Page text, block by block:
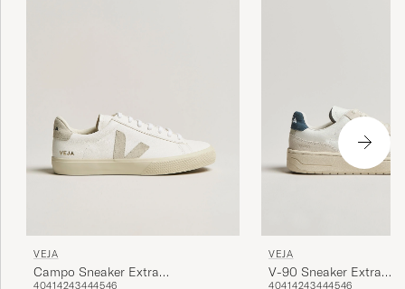
VEJA
Campo Sneaker Extra
40414243444546
VEJA
V-90 Sneaker Extra
40414243444546